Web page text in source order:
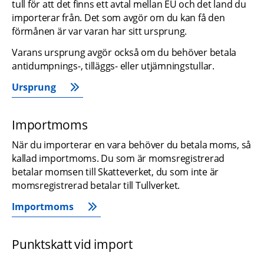
tull för att det finns ett avtal mellan EU och det land du
importerar från. Det som avgör om du kan få den
förmånen är var varan har sitt ursprung.
Varans ursprung avgör också om du behöver betala
antidumpnings-, tilläggs- eller utjämningstullar.
Ursprung
Importmoms
När du importerar en vara behöver du betala moms, så
kallad importmoms. Du som är momsregistrerad
betalar momsen till Skatteverket, du som inte är
momsregistrerad betalar till Tullverket.
Importmoms
Punktskatt vid import